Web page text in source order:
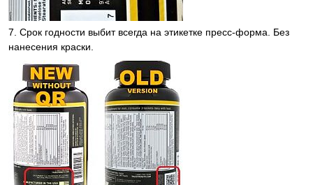
7. Срок годности выбит всегда на этикетке пресс-форма. Без
нанесения краски.